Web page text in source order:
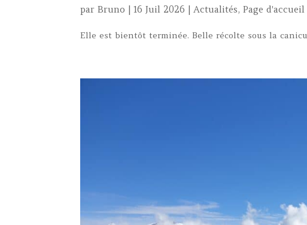
parBruno |16 Juil 2026 |Actualités,Page d'accueil
Elle est bientôt terminée. Belle récolte sous la